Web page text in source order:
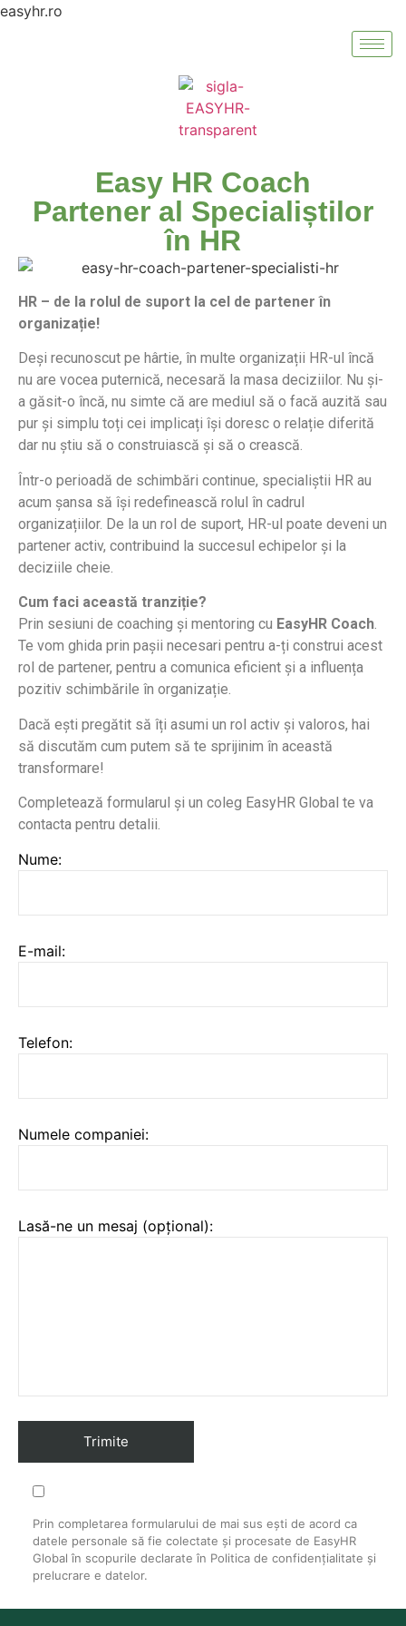
easyhr.ro
Easy HR Coach
Partener al Specialiștilor
în HR
HR – de la rolul de suport la cel de partener în
organizație!
Deși recunoscut pe hârtie, în multe organizații HR-ul încă
nu are vocea puternică, necesară la masa deciziilor. Nu și-
a găsit-o încă, nu simte că are mediul să o facă auzită sau
pur și simplu toți cei implicați își doresc o relație diferită
dar nu știu să o construiască și să o crească.
Într-o perioadă de schimbări continue, specialiștii HR au
acum șansa să își redefinească rolul în cadrul
organizațiilor. De la un rol de suport, HR-ul poate deveni un
partener activ, contribuind la succesul echipelor și la
deciziile cheie.
Cum faci această tranziție?
Prin sesiuni de coaching și mentoring cu EasyHR Coach.
Te vom ghida prin pașii necesari pentru a-ți construi acest
rol de partener, pentru a comunica eficient și a influența
pozitiv schimbările în organizație.
Dacă ești pregătit să îți asumi un rol activ și valoros, hai
să discutăm cum putem să te sprijinim în această
transformare!
Completează formularul și un coleg EasyHR Global te va
contacta pentru detalii.
Nume:
E-mail:
Telefon:
Numele companiei:
Lasă-ne un mesaj (opțional):
Prin completarea formularului de mai sus ești de acord ca
datele personale să fie colectate și procesate de EasyHR
Global în scopurile declarate în Politica de confidențialitate și
prelucrare e datelor.​